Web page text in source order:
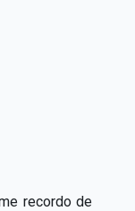
recordo de